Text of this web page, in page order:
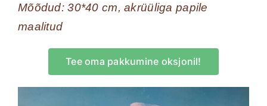
Mõõdud: 30*40 cm, akrüüliga papile
maalitud
Tee oma pakkumine oksjonil!